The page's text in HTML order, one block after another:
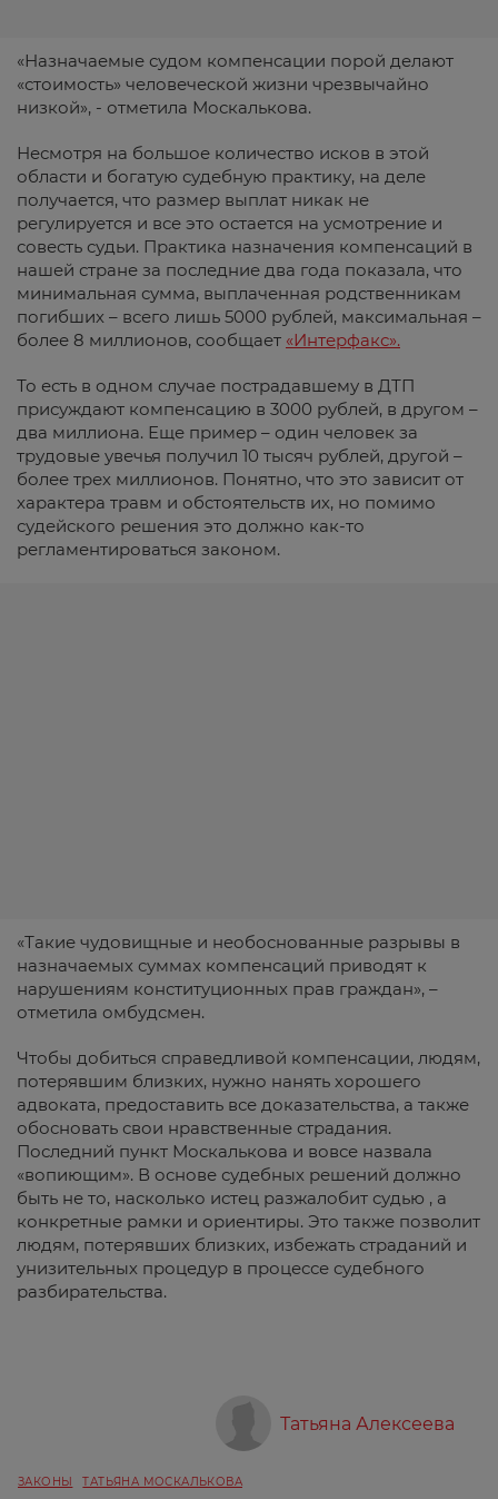
«Назначаемые судом компенсации порой делают
«стоимость» человеческой жизни чрезвычайно
низкой», - отметила Москалькова.
Несмотря на большое количество исков в этой
области и богатую судебную практику, на деле
получается, что размер выплат никак не
регулируется и все это остается на усмотрение и
совесть судьи. Практика назначения компенсаций в
нашей стране за последние два года показала, что
минимальная сумма, выплаченная родственникам
погибших – всего лишь 5000 рублей, максимальная –
более 8 миллионов, сообщает «Интерфакс».
То есть в одном случае пострадавшему в ДТП
присуждают компенсацию в 3000 рублей, в другом –
два миллиона. Еще пример – один человек за
трудовые увечья получил 10 тысяч рублей, другой –
более трех миллионов. Понятно, что это зависит от
характера травм и обстоятельств их, но помимо
судейского решения это должно как-то
регламентироваться законом.
«Такие чудовищные и необоснованные разрывы в
назначаемых суммах компенсаций приводят к
нарушениям конституционных прав граждан», –
отметила омбудсмен.
Чтобы добиться справедливой компенсации, людям,
потерявшим близких, нужно нанять хорошего
адвоката, предоставить все доказательства, а также
обосновать свои нравственные страдания.
Последний пункт Москалькова и вовсе назвала
«вопиющим». В основе судебных решений должно
быть не то, насколько истец разжалобит судью , а
конкретные рамки и ориентиры. Это также позволит
людям, потерявших близких, избежать страданий и
унизительных процедур в процессе судебного
разбирательства.
Татьяна Алексеева
ЗАКОНЫ ТАТЬЯНА МОСКАЛЬКОВА